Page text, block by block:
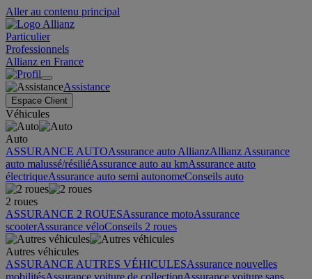
Aller au contenu principal
Particulier
Professionnels
Allianz en France
Assistance
Espace Client
Véhicules
Auto
ASSURANCE AUTOAssurance auto AllianzAllianz Assurance
auto malussé/résiliéAssurance auto au kmAssurance auto
électriqueAssurance auto semi autonomeConseils auto
2 roues
ASSURANCE 2 ROUESAssurance motoAssurance
scooterAssurance véloConseils 2 roues
Autres véhicules
ASSURANCE AUTRES VÉHICULESAssurance nouvelles
mobilitésAssurance voiture de collectionAssurance voiture sans